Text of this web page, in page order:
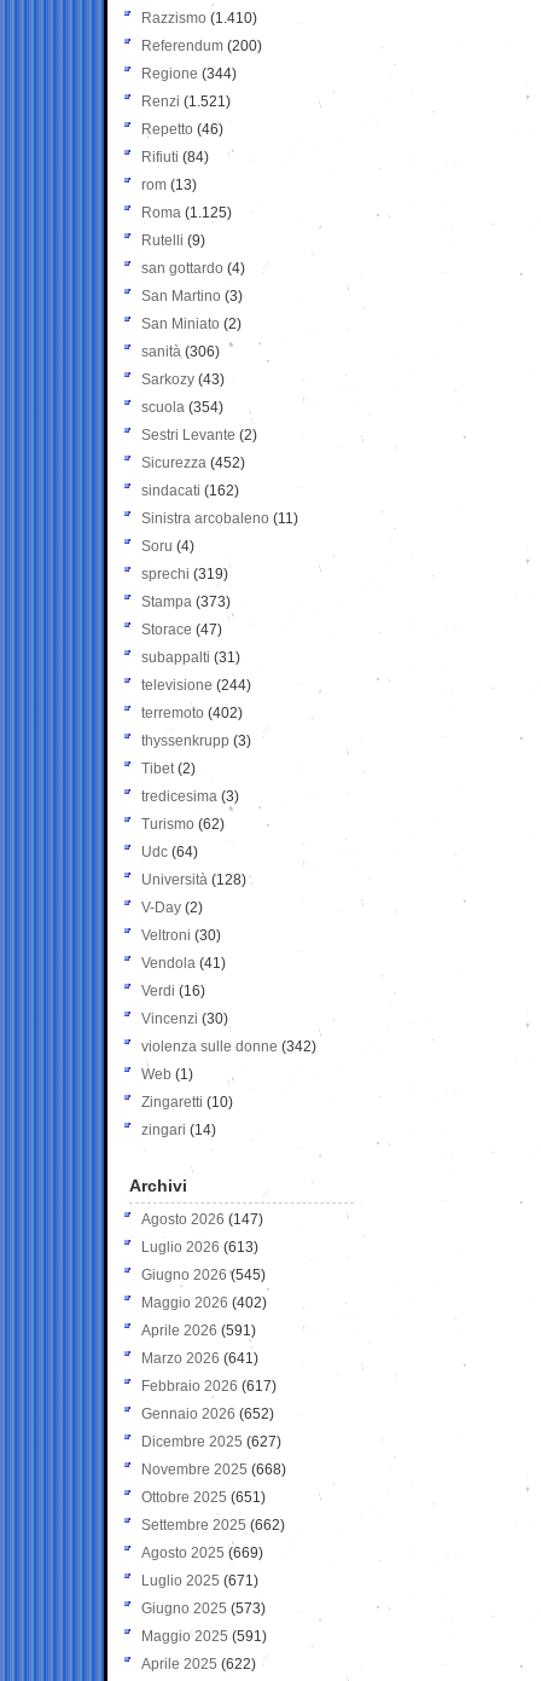
Razzismo (1.410)
Referendum (200)
Regione (344)
Renzi (1.521)
Repetto (46)
Rifiuti (84)
rom (13)
Roma (1.125)
Rutelli (9)
san gottardo (4)
San Martino (3)
San Miniato (2)
sanità (306)
Sarkozy (43)
scuola (354)
Sestri Levante (2)
Sicurezza (452)
sindacati (162)
Sinistra arcobaleno (11)
Soru (4)
sprechi (319)
Stampa (373)
Storace (47)
subappalti (31)
televisione(244)
terremoto (402)
thyssenkrupp (3)
Tibet(2)
tredicesima (3)
Turismo (62)
Udc (64)
Università (128)
V-Day (2)
Veltroni (30)
Vendola (41)
Verdi (16)
Vincenzi (30)
violenza sulle donne (342)
Web (1)
Zingaretti (10)
zingari (14)
Archivi
Agosto 2026 (147)
Luglio 2026 (613)
Giugno 2026 (545)
Maggio 2026 (402)
Aprile 2026 (591)
Marzo 2026 (641)
Febbraio 2026 (617)
Gennaio 2026 (652)
Dicembre 2025 (627)
Novembre 2025 (668)
Ottobre 2025 (651)
Settembre 2025 (662)
Agosto 2025 (669)
Luglio 2025 (671)
Giugno 2025 (573)
Maggio 2025 (591)
Aprile 2025 (622)